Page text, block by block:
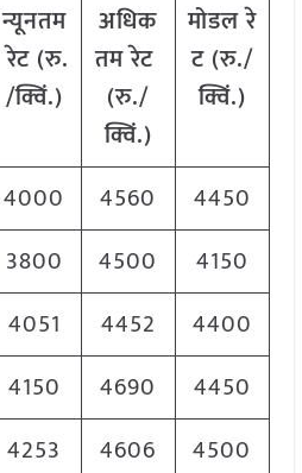
न्यूनतम
रेट(रु.
/क्विं.)
अधिक
तमरेट
(रु./
क्विं.)
मोडलरे
ट (रु./
क्विं.)
4000 4560
4450
3800 4500
4150
4051 4452
4400
4150 4690
4450
4253 4606 4500